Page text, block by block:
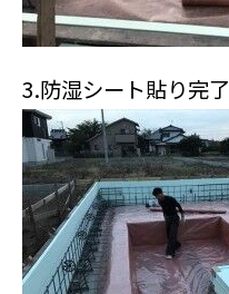
3.防湿シート貼り完了